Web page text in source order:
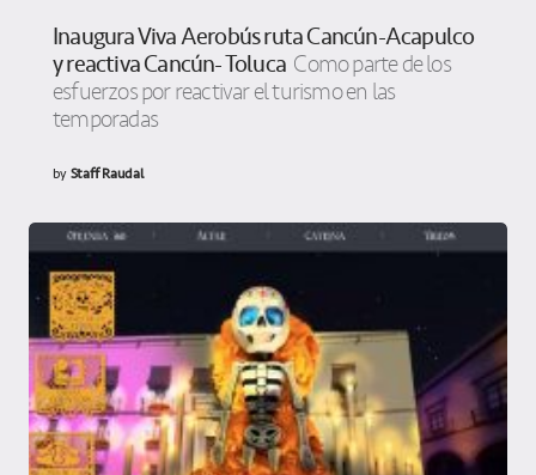
Inaugura Viva Aerobús ruta Cancún-Acapulco
y reactiva Cancún- Toluca Como parte de los
esfuerzos por reactivar el turismo en las
temporadas
byStaff Raudal